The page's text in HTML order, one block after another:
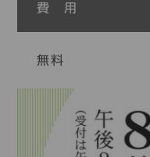
費 用
無料